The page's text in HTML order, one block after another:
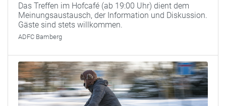
Das Treffen im Hofcafé (ab 19:00 Uhr) dient dem
Meinungsaustausch, der Information und Diskussion.
Gäste sind stets willkommen.
ADFC Bamberg